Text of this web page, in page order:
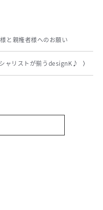
と親権者様へのお願い
ャリストが揃うdesignK♪